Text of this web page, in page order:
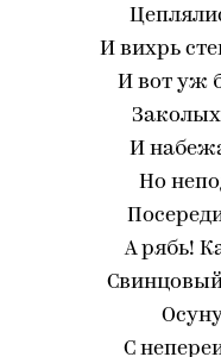
И вихрь
И вот уж
И
Но
А рябь!
С